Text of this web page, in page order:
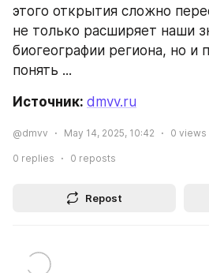
этого открытия сложно
не только расширяет наши
биогеографии региона, но и
понять ...
Источник: dmvv.ru
@dmvv May 14, 2025, 10:42 0 views
0 replies 0 reposts
Repost